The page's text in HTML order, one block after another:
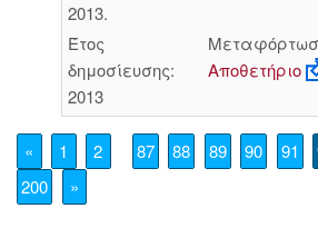
2013.
Έτος
δημοσίευσης:
2013
Αποθετήριο
« 1 2 87 88 89 90 91
200
»